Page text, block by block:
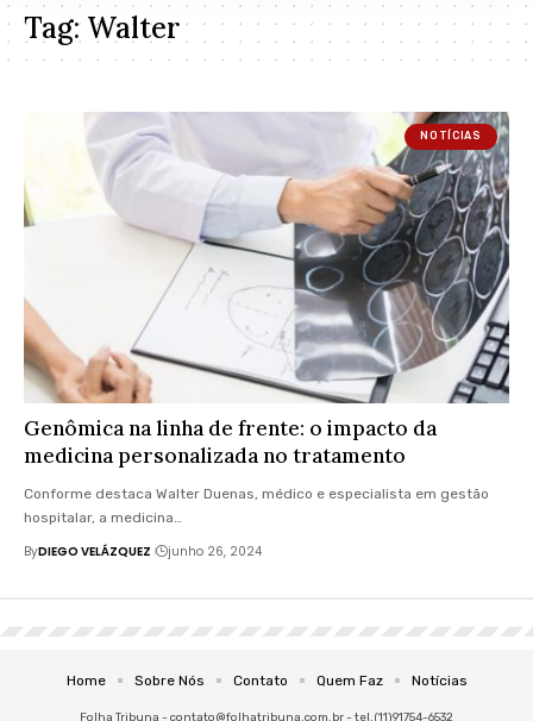
Tag:Walter
NOTÍCIAS
Genômica na linha de frente: o impacto da
medicina personalizada no tratamento
Conforme destaca Walter Duenas, médico e especialista em gestão
hospitalar, a medicina…
ByDIEGO VELÁZQUEZ junho 26, 2024
Folha Tribuna - contato@folhatribuna.com.br- tel.(11)91754-6532
Home Sobre Nós Contato Quem Faz Notícias